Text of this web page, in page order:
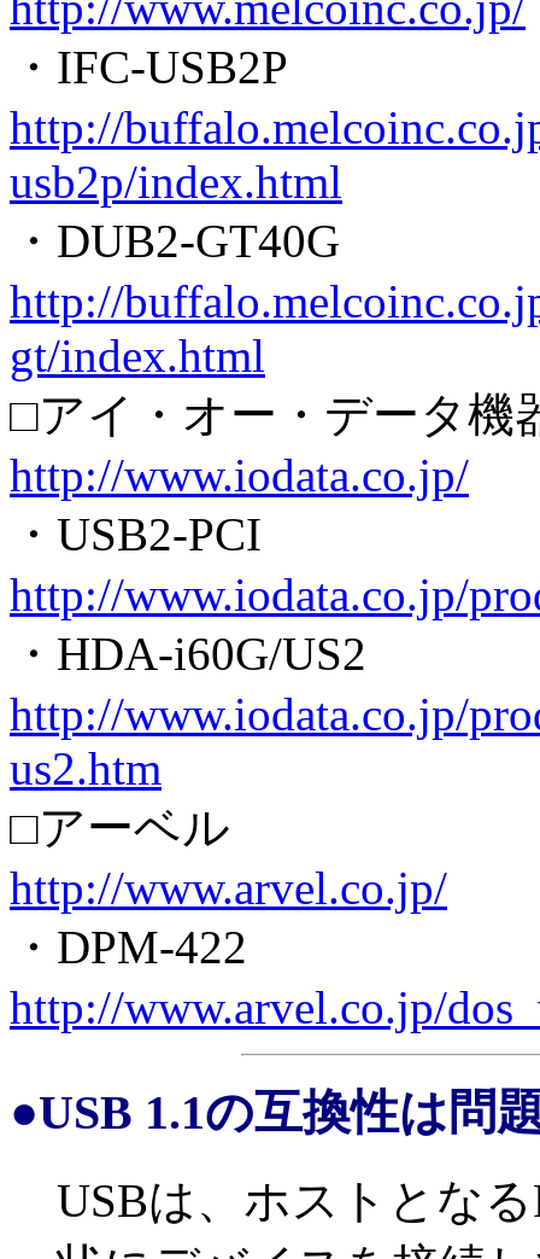
・IFC-USB2P
http://
usb2p/index.html
・DUB2-GT40G
http://
gt/index.html
□アイ・オー・データ機
http://www.iodata.co.jp/
・USB2-PCI
http://www.iodata.co.jp/
・HDA-i60G/US2
http://www.iodata.co.jp/
us2.htm
□アーベル
http://www.arvel.co.jp/
・DPM-422
http://www.arvel.co.jp/
●USB 1.1の互換性は問
USBは、ホストとなる